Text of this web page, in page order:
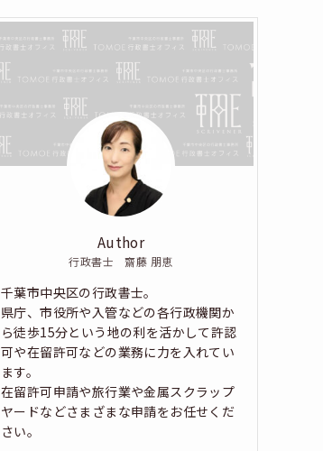
Author
行政書士 齋藤 朋恵
千葉市中央区の行政書士。
県庁、市役所や入管などの各行政機関か
ら徒歩15分という地の利を活かして許認
可や在留許可などの業務に力を入れてい
ます。
在留許可申請や旅行業や金属スクラップ
ヤードなどさまざまな申請をお任せくだ
さい。